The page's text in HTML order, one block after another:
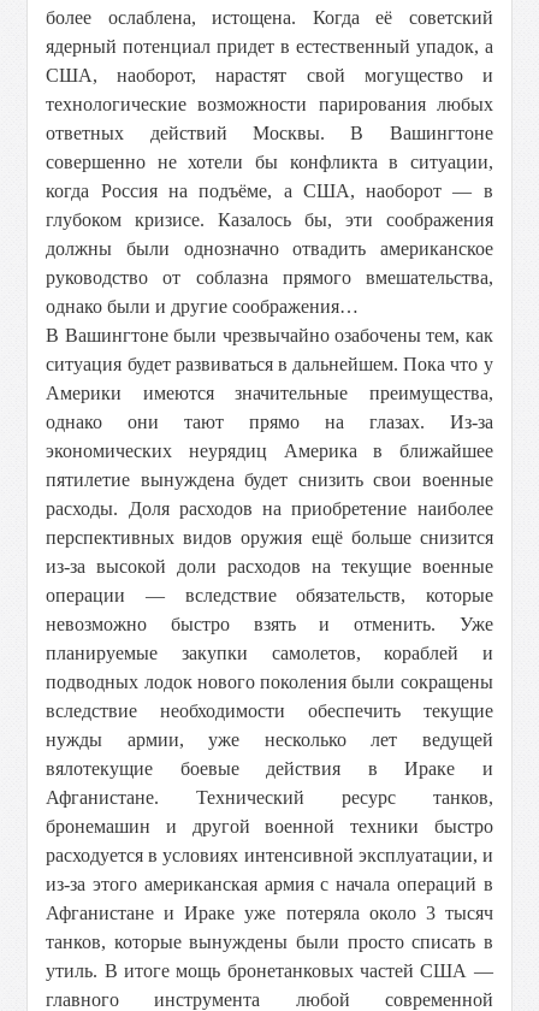
более ослаблена, истощена. Когда её советский
ядерный потенциал придет в естественный упадок, а
США, наоборот, нарастят свой могущество и
технологические возможности парирования любых
ответных действий Москвы. В Вашингтоне
совершенно не хотели бы конфликта в ситуации,
когда Россия на подъёме, а США, наоборот — в
глубоком кризисе. Казалось бы, эти соображения
должны были однозначно отвадить американское
руководство от соблазна прямого вмешательства,
однако были и другие соображения…
В Вашингтоне были чрезвычайно озабочены тем, как
ситуация будет развиваться в дальнейшем. Пока что у
Америки имеются значительные преимущества,
однако они тают прямо на глазах. Из-за
экономических неурядиц Америка в ближайшее
пятилетие вынуждена будет снизить свои военные
расходы. Доля расходов на приобретение наиболее
перспективных видов оружия ещё больше снизится
из-за высокой доли расходов на текущие военные
операции — вследствие обязательств, которые
невозможно быстро взять и отменить. Уже
планируемые закупки самолетов, кораблей и
подводных лодок нового поколения были сокращены
вследствие необходимости обеспечить текущие
нужды армии, уже несколько лет ведущей
вялотекущие боевые действия в Ираке и
Афганистане. Технический ресурс танков,
бронемашин и другой военной техники быстро
расходуется в условиях интенсивной эксплуатации, и
из-за этого американская армия с начала операций в
Афганистане и Ираке уже потеряла около 3 тысяч
танков, которые вынуждены были просто списать в
утиль. В итоге мощь бронетанковых частей США —
главного инструмента любой современной